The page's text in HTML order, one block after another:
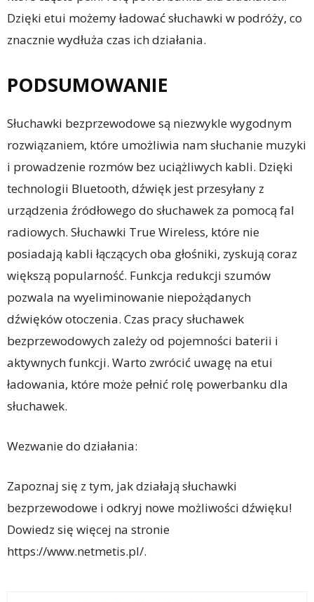
Dzięki etui możemy ładować słuchawki w podróży, co
znacznie wydłuża czas ich działania.
PODSUMOWANIE
Słuchawki bezprzewodowe są niezwykle wygodnym
rozwiązaniem, które umożliwia nam słuchanie muzyki
i prowadzenie rozmów bez uciążliwych kabli. Dzięki
technologii Bluetooth, dźwięk jest przesyłany z
urządzenia źródłowego do słuchawek za pomocą fal
radiowych. Słuchawki True Wireless, które nie
posiadają kabli łączących oba głośniki, zyskują coraz
większą popularność. Funkcja redukcji szumów
pozwala na wyeliminowanie niepożądanych
dźwięków otoczenia. Czas pracy słuchawek
bezprzewodowych zależy od pojemności baterii i
aktywnych funkcji. Warto zwrócić uwagę na etui
ładowania, które może pełnić rolę powerbanku dla
słuchawek.
Wezwanie do działania:
Zapoznaj się z tym, jak działają słuchawki
bezprzewodowe i odkryj nowe możliwości dźwięku!
Dowiedz się więcej na stronie
https://www.netmetis.pl/.